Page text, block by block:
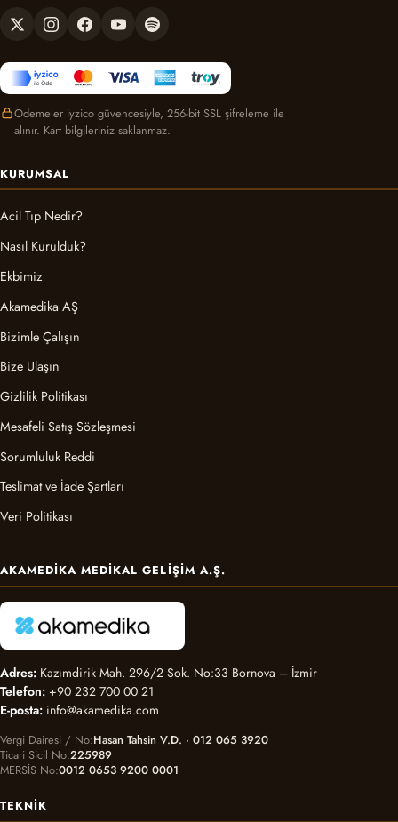
Ödemeler iyzico güvencesiyle, 256-bit SSL şifreleme ile
alınır. Kart bilgileriniz saklanmaz.
KURUMSAL
Acil Tıp Nedir?
Nasıl Kurulduk?
Ekbimiz
Akamedika AŞ
Bizimle Çalışın
Bize Ulaşın
Gizlilik Politikası
Mesafeli Satış Sözleşmesi
Sorumluluk Reddi
Teslimat ve İade Şartları
Veri Politikası
AKAMEDIKA MEDIKAL GELIŞIM A.Ş.
Adres: Kazımdirik Mah. 296/2 Sok. No:33 Bornova – İzmir
Telefon: +90 232 700 00 21
E-posta: info@akamedika.com
Vergi Dairesi / No Hasan Tahsin V.D. · 012 065 3920
Ticari Sicil No 225989
MERSİS No 0012 0653 9200 0001
TEKNIK